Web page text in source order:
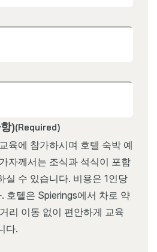
)(Required)
육에 참가하시며 호텔 숙박 예
실 수 있습니다. 비용은 1인당
호텔은 Spierings에서 차로 약
리 이동 없이 편안하게 교육
다.